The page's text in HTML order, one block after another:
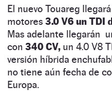
El nuevo Touareg
motores 3.0 V6 un TDI
Mas adelante llegarán
con 340 CV, un 4.0 V8
versión híbrida
no tiene aún fecha de
Europa.